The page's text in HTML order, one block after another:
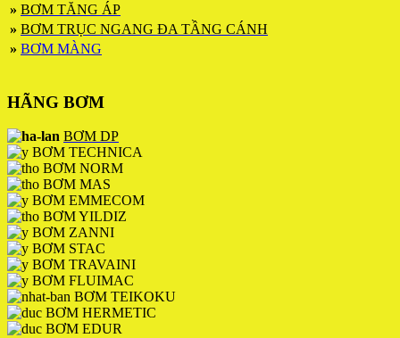
» BƠM TĂNG ÁP
» BƠM TRỤC NGANG ĐA TẦNG CÁNH
» BƠM MÀNG
HÃNG BƠM
BƠM DP
BƠM TECHNICA
BƠM NORM
BƠM MAS
BƠM EMMECOM
BƠM YILDIZ
BƠM ZANNI
BƠM STAC
BƠM TRAVAINI
BƠM FLUIMAC
BƠM TEIKOKU
BƠM HERMETIC
BƠM EDUR